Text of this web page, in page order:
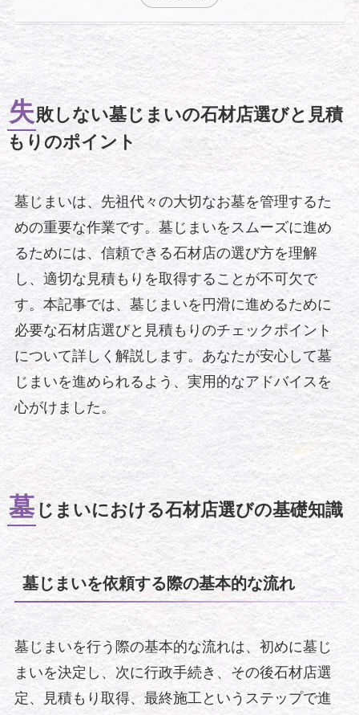
失敗しない墓じまいの石材店選びと見積
もりのポイント
墓じまいは、先祖代々の大切なお墓を管理するた
めの重要な作業です。墓じまいをスムーズに進め
るためには、信頼できる石材店の選び方を理解
し、適切な見積もりを取得することが不可欠で
す。本記事では、墓じまいを円滑に進めるために
必要な石材店選びと見積もりのチェックポイント
について詳しく解説します。あなたが安心して墓
じまいを進められるよう、実用的なアドバイスを
心がけました。
墓じまいにおける石材店選びの基礎知識
墓じまいを依頼する際の基本的な流れ
墓じまいを行う際の基本的な流れは、初めに墓じ
まいを決定し、次に行政手続き、その後石材店選
定、見積もり取得、最終施工というステップで進